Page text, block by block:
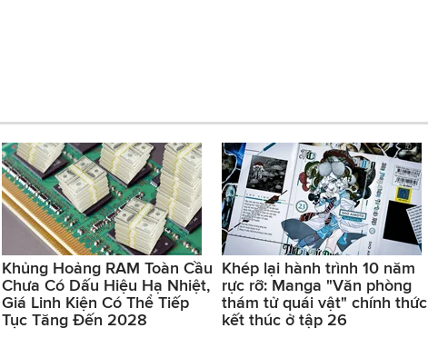
Khủng Hoảng RAM Toàn Cầu
Chưa Có Dấu Hiệu Hạ Nhiệt,
Giá Linh Kiện Có Thể Tiếp
Tục Tăng Đến 2028
Khép lại hành trình 10 năm
rực rỡ: Manga "Văn phòng
thám tử quái vật" chính thức
kết thúc ở tập 26